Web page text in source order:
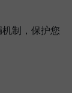
制，保护您